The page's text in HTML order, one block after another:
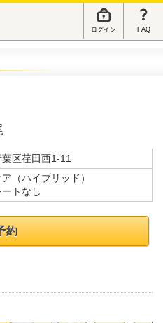
ログイン FAQ
区荏田西1-11
（ハイブリッド）
トなし
約